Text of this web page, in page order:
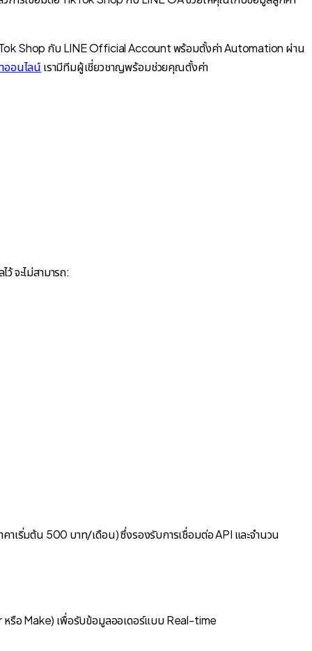
Shop กับ LINE Official Account พร้อมตั้งค่า Automation ผ่าน
ออนไลน์ เรามีทีมผู้เชี่ยวชาญพร้อมช่วยคุณตั้งค่า
จะไม่สามารถ:
าเริ่มต้น 500 บาท/เดือน) ซึ่งรองรับการเชื่อมต่อ API และจำนวน
อ Make) เพื่อรับข้อมูลออเดอร์แบบ Real-time